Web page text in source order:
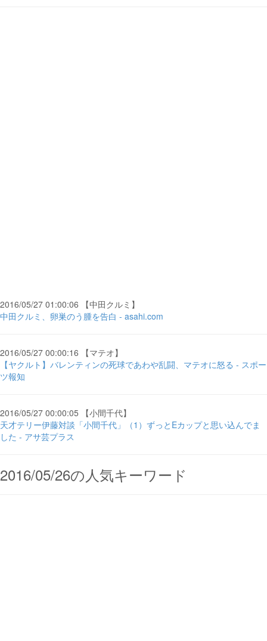
2016/05/27 01:00:06 【中田クルミ】
中田クルミ、卵巣のう腫を告白 - asahi.com
2016/05/27 00:00:16 【マテオ】
【ヤクルト】バレンティンの死球であわや乱闘、マテオに怒る - スポー
ツ報知
2016/05/27 00:00:05 【小間千代】
天才テリー伊藤対談「小間千代」（1）ずっとEカップと思い込んでま
した - アサ芸プラス
2016/05/26の人気キーワード